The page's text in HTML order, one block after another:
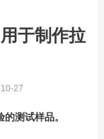
于制作拉
27
测试样品。